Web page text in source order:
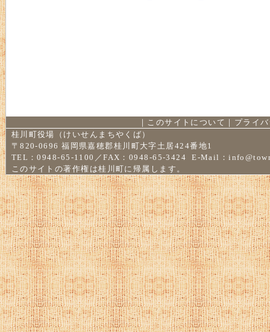
｜ このサイトについて ｜ プライ
桂川町役場（けいせんまちやくば）
〒820-0696 福岡県嘉穂郡桂川町大字土居424番地1
TEL：0948-65-1100／FAX：0948-65-3424 E-Mail：
このサイトの著作権は桂川町に帰属します。